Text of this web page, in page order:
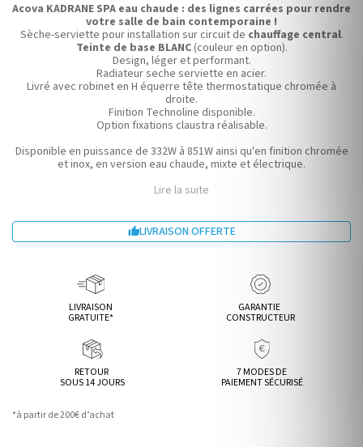
Acova KADRANE SPA eau chaude : des lignes carrées pour rendre
votre salle de bain contemporaine !
Sèche-serviette pour installation sur circuit de chauffage central.
Teinte de base BLANC(couleur en option).
Design, léger et performant.
Radiateur seche serviette en acier.
Livré avec robinet en H équerre tête thermostatique chromée à
droite.
Finition Technoline disponible.
Option fixations claustra réalisable.
Disponible en puissance de 332W à 851W ainsi qu'en finition chromée
et inox, en version eau chaude, mixte et électrique.
Lire la suite
LIVRAISON OFFERTE
LIVRAISON
GRATUITE*
GARANTIE
CONSTRUCTEUR
RETOUR
SOUS 14 JOURS
7 MODES DE
PAIEMENT SÉCURISÉ
*à partir de 200€ d’achat